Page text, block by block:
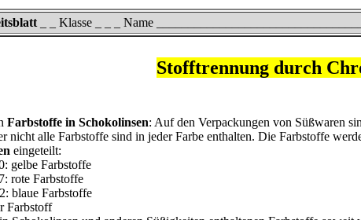
_ _ Klasse _ _ _ Name
Stofftrennung durch
Farbstoffe in Schokolinsen: Auf den Verpackungen von Süßwaren
nicht alle Farbstoffe sind in jeder Farbe enthalten. Die Farbstoffe
eingeteilt:
gelbe Farbstoffe
rote Farbstoffe
blaue Farbstoffe
Farbstoff